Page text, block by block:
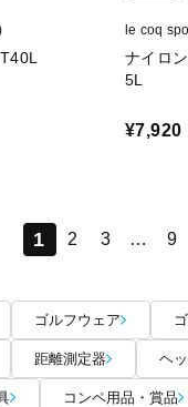
le coq
ナイロ
5L
¥7,920
1 2 3 … 9
ゴルフウェア
距離測定器 ヘ
コンペ用品・賞品